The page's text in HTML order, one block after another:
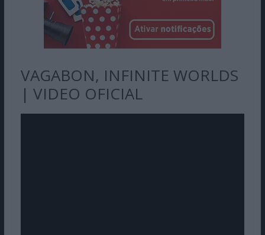
VAGABON, INFINITE WORLDS
| VIDEO OFICIAL